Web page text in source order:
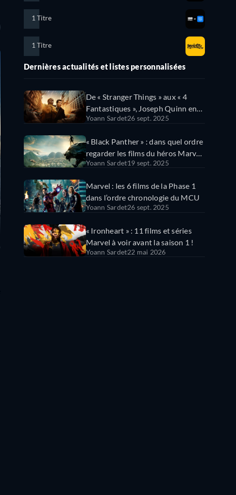
1 Titre
1 Titre
Dernières actualités et listes personnalisées
De « Stranger Things » aux « 4
Fantastiques », Joseph Quinn en
10 rôles !
Yoann Sardet26 sept. 2025
« Black Panther » : dans quel ordre
regarder les films du héros Marvel
?
Yoann Sardet19 sept. 2025
Marvel : les 6 films de la Phase 1
dans l’ordre chronologie du MCU
Yoann Sardet26 sept. 2025
« Ironheart » : 11 films et séries
Marvel à voir avant la saison 1 !
Yoann Sardet22 mai 2026